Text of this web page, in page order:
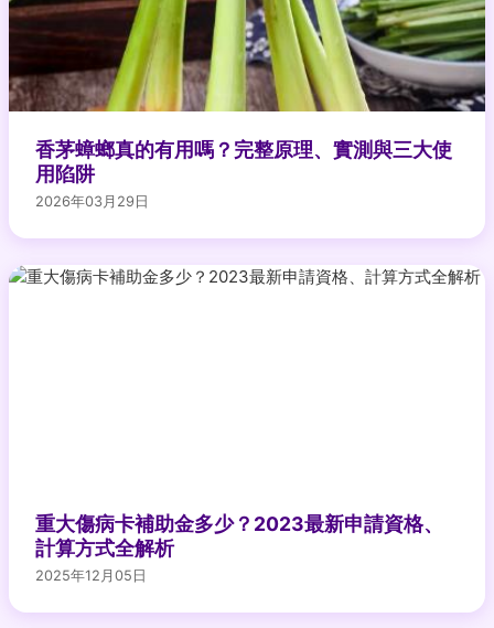
香茅蟑螂真的有用嗎？完整原理、實測與三大使
用陷阱
2026年03月29日
重大傷病卡補助金多少？2023最新申請資格、
計算方式全解析
2025年12月05日